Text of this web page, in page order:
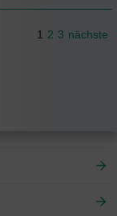
1 2 3 nächste